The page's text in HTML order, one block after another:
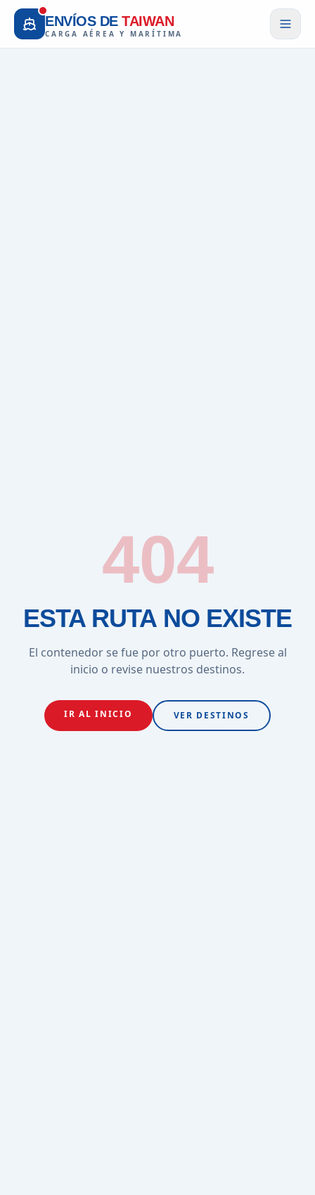
ENVÍOS DE TAIWAN
CARGA AÉREA Y MARÍTIMA
404
ESTA RUTA NO EXISTE
El contenedor se fue por otro puerto. Regrese al
inicio o revise nuestros destinos.
IR AL INICIO VER DESTINOS